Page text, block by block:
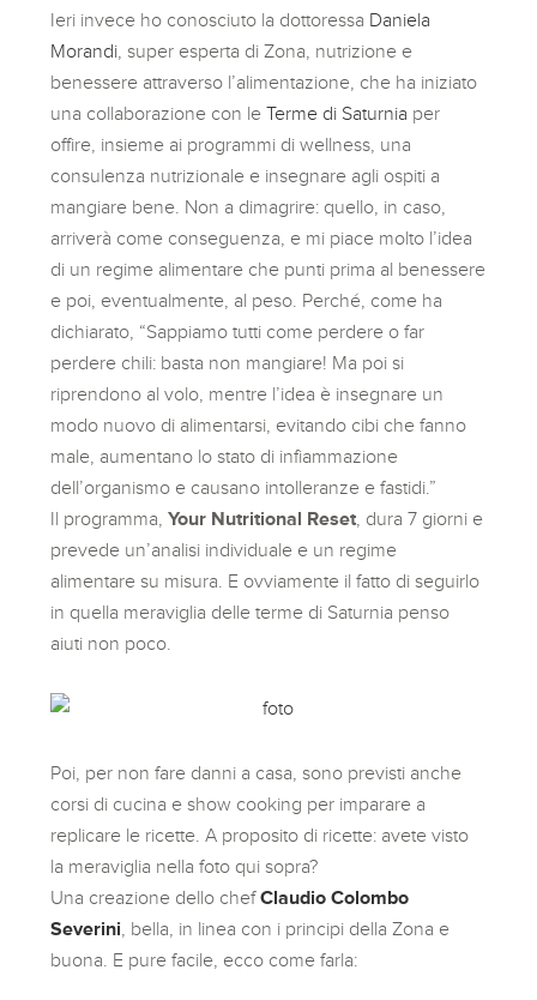
Ieri invece ho conosciuto la dottoressa Daniela
Morandi , super esperta di Zona, nutrizione e
benessere attraverso l’alimentazione, che ha iniziato
una collaborazione con leTerme di Saturnia per
offire, insieme ai programmi di wellness, una
consulenza nutrizionale e insegnare agli ospiti a
mangiare bene. Non a dimagrire: quello, in caso,
arriverà come conseguenza, e mi piace molto l’idea
di un regime alimentare che punti prima al benessere
e poi, eventualmente, al peso. Perché, come ha
dichiarato, “Sappiamo tutti come perdere o far
perdere chili: basta non mangiare! Ma poi si
riprendono al volo, mentre l’idea è insegnare un
modo nuovo di alimentarsi, evitando cibi che fanno
male, aumentano lo stato di infiammazione
dell’organismo e causano intolleranze e fastidi.”
Il programma,Your Nutritional Reset , dura 7 giorni e
prevede un’analisi individuale e un regime
alimentare su misura. E ovviamente il fatto di seguirlo
in quella meraviglia delle terme di Saturnia penso
aiuti non poco.
Poi, per non fare danni a casa, sono previsti anche
corsi di cucina e show cooking per imparare a
replicare le ricette. A proposito di ricette: avete visto
la meraviglia nella foto qui sopra?
Una creazione dello chefClaudio Colombo
Severini , bella, in linea con i principi della Zona e
buona. E pure facile, ecco come farla: